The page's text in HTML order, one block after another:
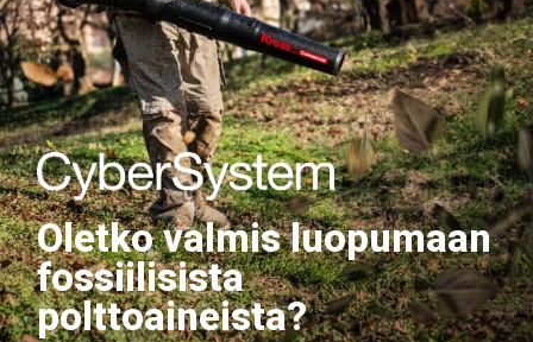
Oletko valmis luopumaan
fossiilisista
polttoaineista?